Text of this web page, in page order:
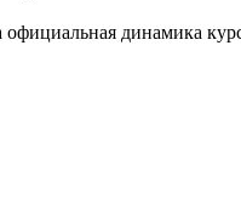
официальная динамика